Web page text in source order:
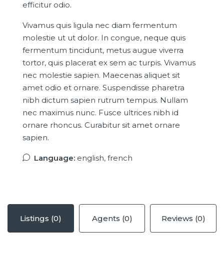
efficitur odio.
Vivamus quis ligula nec diam fermentum
molestie ut ut dolor. In congue, neque quis
fermentum tincidunt, metus augue viverra
tortor, quis placerat ex sem ac turpis. Vivamus
nec molestie sapien. Maecenas aliquet sit
amet odio et ornare. Suspendisse pharetra
nibh dictum sapien rutrum tempus. Nullam
nec maximus nunc. Fusce ultrices nibh id
ornare rhoncus. Curabitur sit amet ornare
sapien.
Language: english, french
Listings (0) Agents (0) Reviews (0)